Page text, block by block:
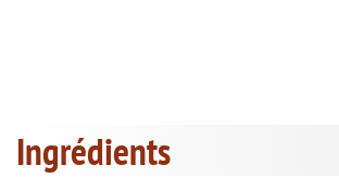
Ingrédients